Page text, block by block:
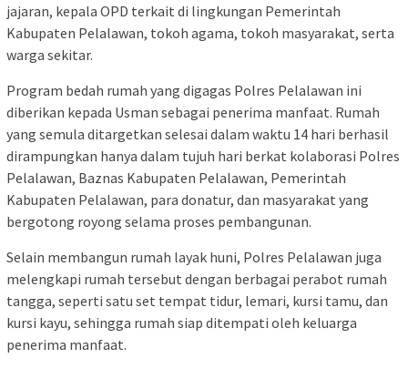
jajaran, kepala OPD terkait di lingkungan Pemerintah
Kabupaten Pelalawan, tokoh agama, tokoh masyarakat, serta
warga sekitar.
Program bedah rumah yang digagas Polres Pelalawan ini
diberikan kepada Usman sebagai penerima manfaat. Rumah
yang semula ditargetkan selesai dalam waktu 14 hari berhasil
dirampungkan hanya dalam tujuh hari berkat kolaborasi Polres
Pelalawan, Baznas Kabupaten Pelalawan, Pemerintah
Kabupaten Pelalawan, para donatur, dan masyarakat yang
bergotong royong selama proses pembangunan.
Selain membangun rumah layak huni, Polres Pelalawan juga
melengkapi rumah tersebut dengan berbagai perabot rumah
tangga, seperti satu set tempat tidur, lemari, kursi tamu, dan
kursi kayu, sehingga rumah siap ditempati oleh keluarga
penerima manfaat.